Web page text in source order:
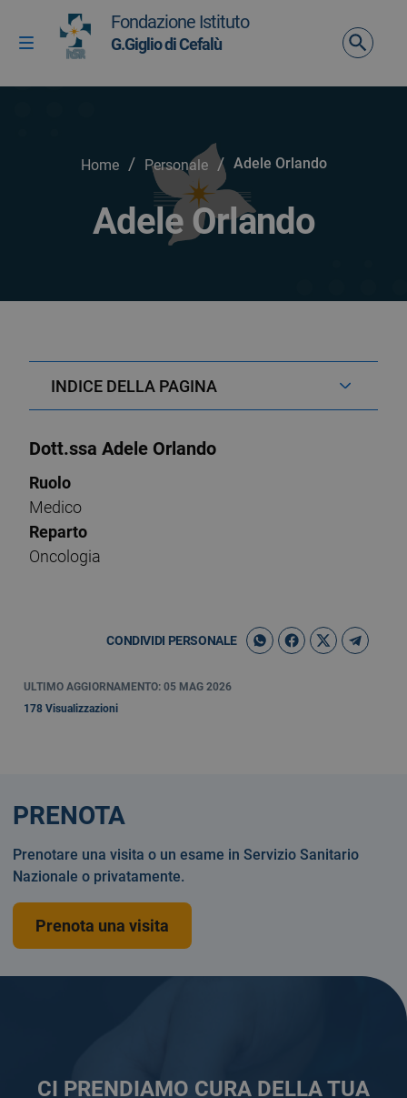
Vai ai contenuti
Vai al menu di navigazione
Vai al footer
Attiva / disattiva la navigazione
Fondazione Istituto
G.Giglio di Cefalù
Home / Personale / Adele Orlando
Adele Orlando
INDICE DELLA PAGINA
Dott.ssa Adele Orlando
Ruolo
Medico
Reparto
Oncologia
CONDIVIDI PERSONALE
ULTIMO AGGIORNAMENTO: 05 MAG 2026
178 Visualizzazioni
CI PRENDIAMO CURA DELLA TUA
PRENOTA
Prenotare una visita o un esame in Servizio Sanitario
Nazionale o privatamente.
Prenota una visita